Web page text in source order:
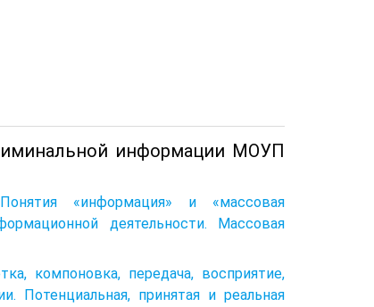
информации МОУП
«информация» и «массовая
деятельности. Массовая
компоновка, передача, восприятие,
Потенциальная, принятая и реальная